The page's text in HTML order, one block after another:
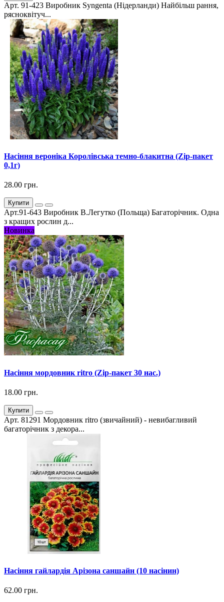
Арт. 91-423 Виробник Syngenta (Нідерланди) Найбільш рання,
рясноквітуч...
Насіння вероніка Королівська темно-блакитна (Zip-пакет
0,1г)
28.00 грн.
Купити
Арт.91-643 Виробник В.Легутко (Польща) Багаторічник. Одна
з кращих рослин д...
Новинка
Насіння мордовник ritro (Zip-пакет 30 нас.)
18.00 грн.
Купити
Арт. 81291 Мордовник ritro (звичайний) - невибагливий
багаторічник з декора...
Насіння гайлардія Арізона саншайн (10 насінин)
62.00 грн.